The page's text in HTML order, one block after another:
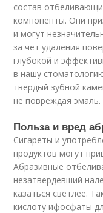
состав
компоненты. Они
и могут
за чет удаления
глубокой и
в нашу
твердый зубной
не повреждая эмаль.
Польза и вред
Сигареты и
продуктов могут
Абразивные
незатвердевший
казаться светлее.
кислоту ифосфаты